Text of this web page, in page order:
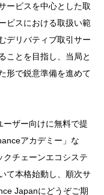
ービスを中心とした取
ビスにおける取扱い範
デリバティブ取引サー
ことを目指し、当局と
形で鋭意準備を進めて
ーザー向けに無料で提
アカデミー」な
クチェーンエコシステ
て本格始動し、順次サ
Japanにどうぞご期